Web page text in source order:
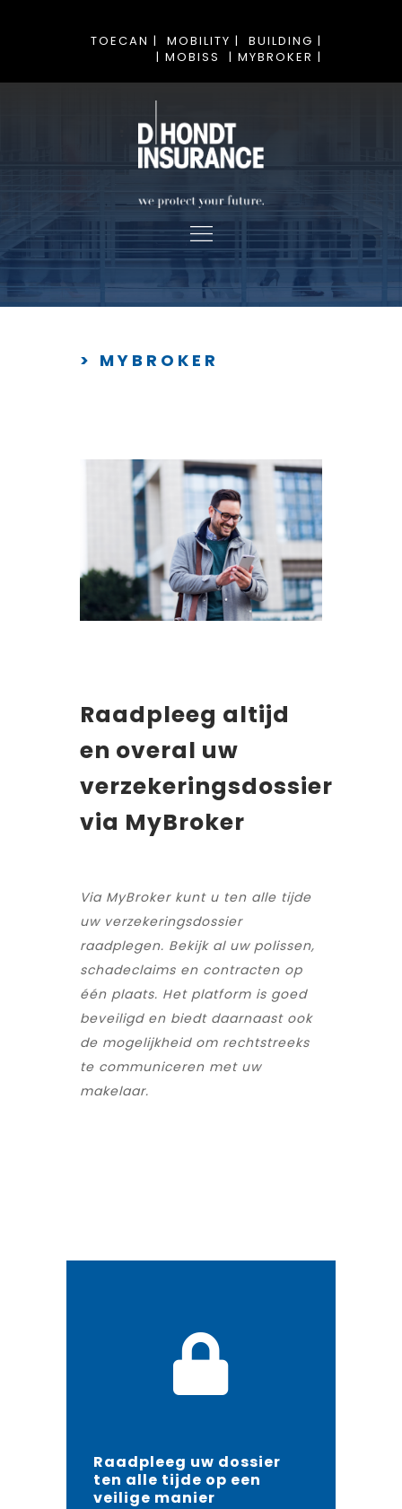
BUILDING |
MOBILITY |
TOECAN |
| MYBROKER |
| MOBISS
> MYBROKER
Raadpleeg altijd
en overal uw
verzekeringsdossier
via MyBroker
Via MyBroker kunt u ten alle tijde
uw verzekeringsdossier
raadplegen. Bekijk al uw polissen,
schadeclaims en contracten op
één plaats. Het platform is goed
beveiligd en biedt daarnaast ook
de mogelijkheid om rechtstreeks
te communiceren met uw
makelaar.
Raadpleeg uw dossier
ten alle tijde op een
veilige manier